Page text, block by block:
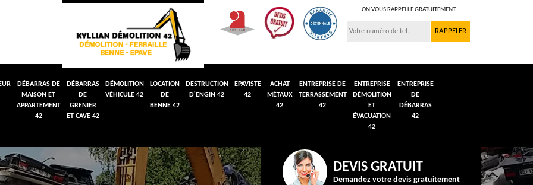
ON VOUS RAPPELLE GRATUITEMENT
DÉBARRAS DE
MAISON ET
APPARTEMENT
42
DÉBARRAS
DE
GRENIER
ET CAVE 42
DÉMOLITION
VÉHICULE 42
LOCATION
DE
BENNE 42
DESTRUCTION
D'ENGIN 42
EPAVISTE
42
ACHAT
MÉTAUX
42
ENTREPRISE DE
TERRASSEMENT
42
ENTREPRISE
DÉMOLITION
ET
ÉVACUATION
42
ENTREPRISE
DE
DÉBARRAS
42
DEVIS GRATUIT
Demandez votre devis gratuitement